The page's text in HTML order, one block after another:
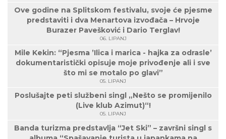
Ove godine na Splitskom festivalu, svoje će pjesme
predstaviti i dva Menartova izvođača – Hrvoje
Burazer Pavešković i Dario Terglav!
06. LIPANJ
Mile Kekin: “Pjesma ’Ilica i marica - hajka za odrasle’
dokumentaristički opisuje moje privođenje ali i sve
što mi se motalo po glavi”
05. LIPANJ
Poslušajte peti službeni singl „Nešto se promijenilo
(Live klub Azimut)“!
05. LIPANJ
Banda turizma predstavlja “Jet Ski” – završni singl s